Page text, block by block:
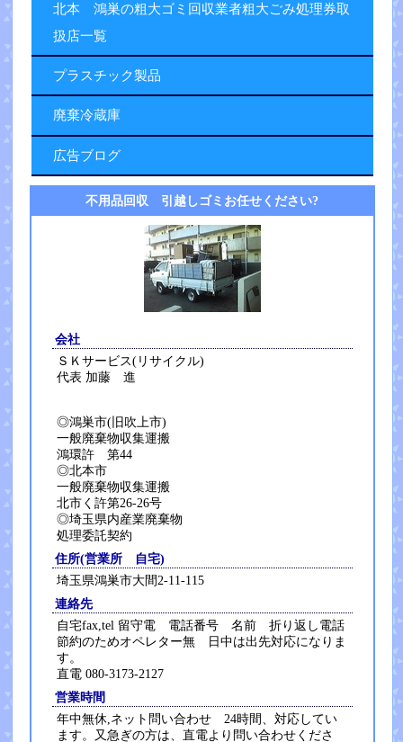
北本 鴻巣の粗大ゴミ回収業者粗大ごみ処理券取
扱店一覧
プラスチック製品
廃棄冷蔵庫
広告ブログ
不用品回収 引越しゴミお任せください?
会社
ＳＫサービス(リサイクル)
代表 加藤 進
◎鴻巣市(旧吹上市)
一般廃棄物収集運搬
鴻環許 第44
◎北本市
一般廃棄物収集運搬
北市く許第26-26号
◎埼玉県内産業廃棄物
処理委託契約
住所(営業所 自宅)
埼玉県鴻巣市大間2-11-115
連絡先
自宅fax,tel 留守電 電話番号 名前 折り返し電話
節約のためオペレター無 日中は出先対応になりま
す。
直電 080-3173-2127
営業時間
年中無休,ネット問い合わせ 24時間、対応してい
ます。又急ぎの方は、直電より問い合わせくださ